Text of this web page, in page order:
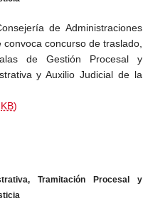
de Administraciones
concurso de traslado,
de Gestión Procesal y
y Auxilio Judicial de la
KB)
Tramitación Procesal y